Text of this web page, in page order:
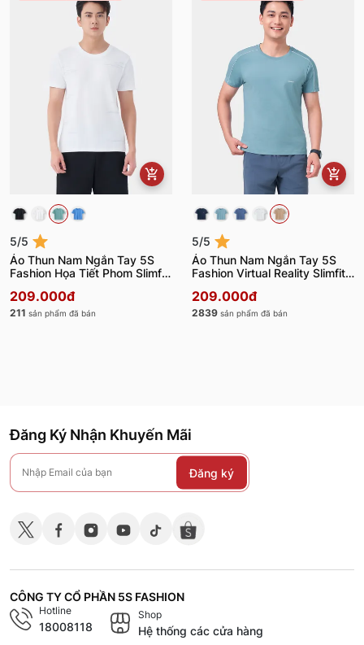
5/5
Áo Thun Nam Ngắn Tay 5S
Fashion Họa Tiết Phom Slimfit
209.000đ
211 sản phẩm đã bán
5/5
Áo Thun Nam Ngắn Tay 5S
Fashion Virtual Reality Slimfit
209.000đ
2839 sản phẩm đã bán
Đăng Ký Nhận Khuyến Mãi
Đăng ký
CÔNG TY CỔ PHẦN 5S FASHION
Hotline
18008118
Shop
Hệ thống các cửa hàng